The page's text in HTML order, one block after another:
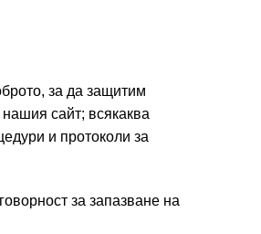
за да защитим
сайт; всякаква
и протоколи за
за запазване на